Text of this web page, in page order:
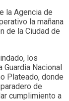
la Agencia de
la mañana
de la Ciudad de
los
Nacional
Plateado, donde
de
cumplimiento a